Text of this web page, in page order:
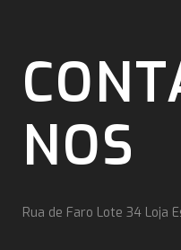
NOS
Rua de Faro Lote 34 Loja